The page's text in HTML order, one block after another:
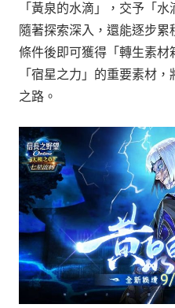
「黃泉的水滴」，交予「
隨著探索深入，還能逐步
條件後即可獲得「轉生素
「宿星之力」的重要素材
之路。